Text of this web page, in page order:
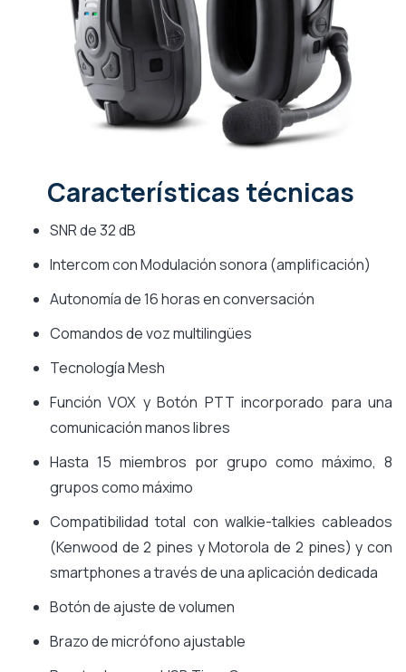
Características técnicas
SNR de 32 dB
Intercom con Modulación sonora (amplificación)
Autonomía de 16 horas en conversación
Comandos de voz multilingües
Tecnología Mesh
Función VOX y Botón PTT incorporado para una
comunicación manos libres
Hasta 15 miembros por grupo como máximo, 8
grupos como máximo
Compatibilidad total con walkie-talkies cableados
(Kenwood de 2 pines y Motorola de 2 pines) y con
smartphones a través de una aplicación dedicada
Botón de ajuste de volumen
Brazo de micrófono ajustable